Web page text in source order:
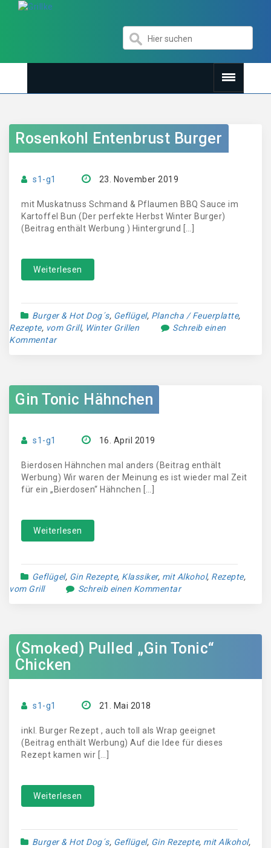
Rosenkohl Entenbrust Burger
s1-g1 23. November 2019
mit Muskatnuss Schmand & Pflaumen BBQ Sauce im
Kartoffel Bun (Der perfekte Herbst Winter Burger)
(Beitrag enthält Werbung ) Hintergrund […]
Weiterlesen
Burger & Hot Dog´s, Geflügel, Plancha / Feuerplatte,
Rezepte, vom Grill, Winter Grillen
Schreib einen
Kommentar
Gin Tonic Hähnchen
s1-g1 16. April 2019
Bierdosen Hähnchen mal anders (Beitrag enthält
Werbung) Wir waren der Meinung es ist wieder mal Zeit
für ein „Bierdosen“ Hähnchen […]
Weiterlesen
Geflügel, Gin Rezepte, Klassiker, mit Alkohol, Rezepte,
vom Grill
Schreib einen Kommentar
(Smoked) Pulled „Gin Tonic“
Chicken
s1-g1 21. Mai 2018
inkl. Burger Rezept , auch toll als Wrap geeignet
(Beitrag enthält Werbung) Auf die Idee für dieses
Rezept kamen wir […]
Weiterlesen
Burger & Hot Dog´s, Geflügel, Gin Rezepte, mit Alkohol,